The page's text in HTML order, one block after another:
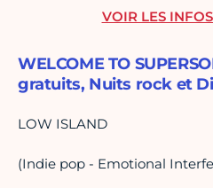
WELCOME TO
gratuits, Nuits rock et
LOW ISLAND
(Indie pop - Emotional
VOIR LES